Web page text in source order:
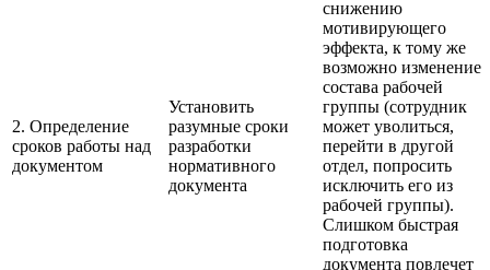
2. Определение
сроков работы над
документом
Установить
разумные сроки
разработки
нормативного
документа
снижению
мотивирующего
эффекта, к тому же
возможно изменение
состава рабочей
группы (сотрудник
может уволиться,
перейти в другой
отдел, попросить
исключить его из
рабочей группы).
Слишком быстрая
подготовка
документа повлечет